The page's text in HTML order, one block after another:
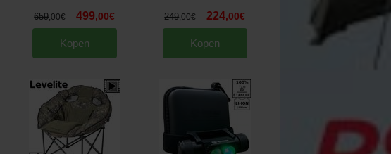
659,00€ 499,00€
Kopen
249,00€ 224,00€
Kopen